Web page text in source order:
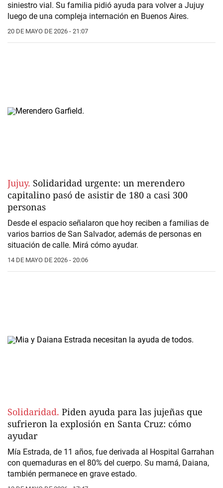
siniestro vial. Su familia pidió ayuda para volver a Jujuy
luego de una compleja internación en Buenos Aires.
20 DE MAYO DE 2026 - 21:07
Jujuy. Solidaridad urgente: un merendero
capitalino pasó de asistir de 180 a casi 300
personas
Desde el espacio señalaron que hoy reciben a familias de
varios barrios de San Salvador, además de personas en
situación de calle. Mirá cómo ayudar.
14 DE MAYO DE 2026 - 20:06
Solidaridad. Piden ayuda para las jujeñas que
sufrieron la explosión en Santa Cruz: cómo
ayudar
Mía Estrada, de 11 años, fue derivada al Hospital Garrahan
con quemaduras en el 80% del cuerpo. Su mamá, Daiana,
también permanece en grave estado.